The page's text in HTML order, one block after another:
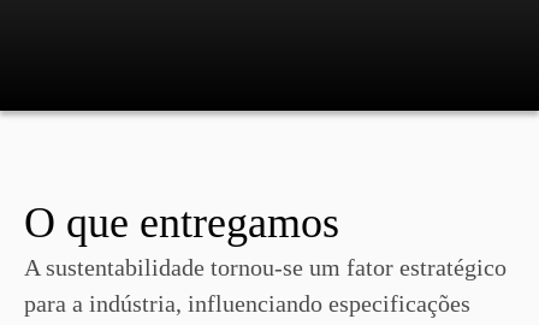
O que entregamos
A sustentabilidade tornou-se um fator estratégico
para a indústria, influenciando especificações